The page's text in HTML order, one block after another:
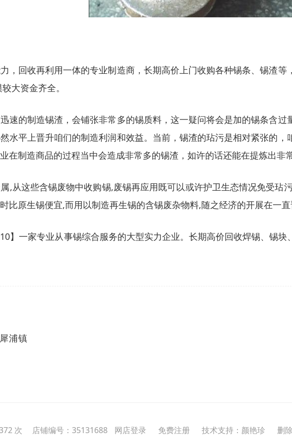
，回收再利用一体的专业制造商，长期高价上门收购各种锡条、锡渣
大资金齐全。
速的制造锡渣，会铺张非常多的锡质料，这一疑问将会是加的锡条含
水平上晋升咱们的制造利润和效益。当前，锡渣的玷污是相对紧张的
在制造商品的过程当中会造成非常多的锡渣，如许的话还能在提炼出非
,从这些含锡废物中收购锡,废锡再应用既可以或许护卫生态情况免受玷
比原生锡便宜,而用以制造再生锡的含锡废杂物料,随之经济的开展在一直
】一家专业从事锡综合服务的大型实力企业。长期高价回收焊锡、锡
浦镇
次 店铺编号：35131688 网店登录 免费注册 技术支持：颜艳珍 删